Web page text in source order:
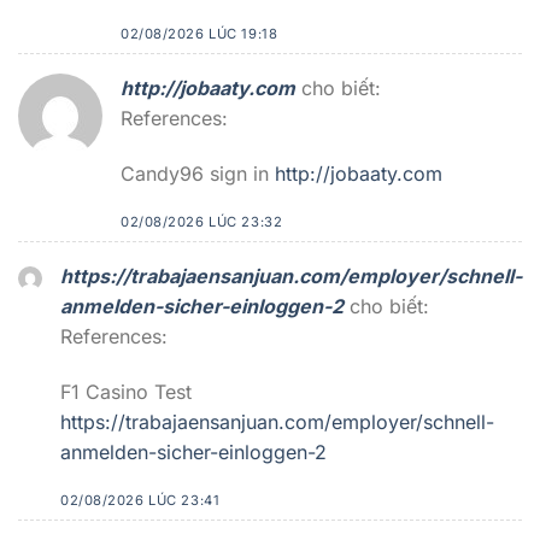
02/08/2026 LÚC 19:18
http://jobaaty.com cho biết:
References:
Candy96 sign in http://jobaaty.com
02/08/2026 LÚC 23:32
https://trabajaensanjuan.com/employer/schnell-
anmelden-sicher-einloggen-2 cho biết:
References:
F1 Casino Test
https://trabajaensanjuan.com/employer/schnell-
anmelden-sicher-einloggen-2
02/08/2026 LÚC 23:41